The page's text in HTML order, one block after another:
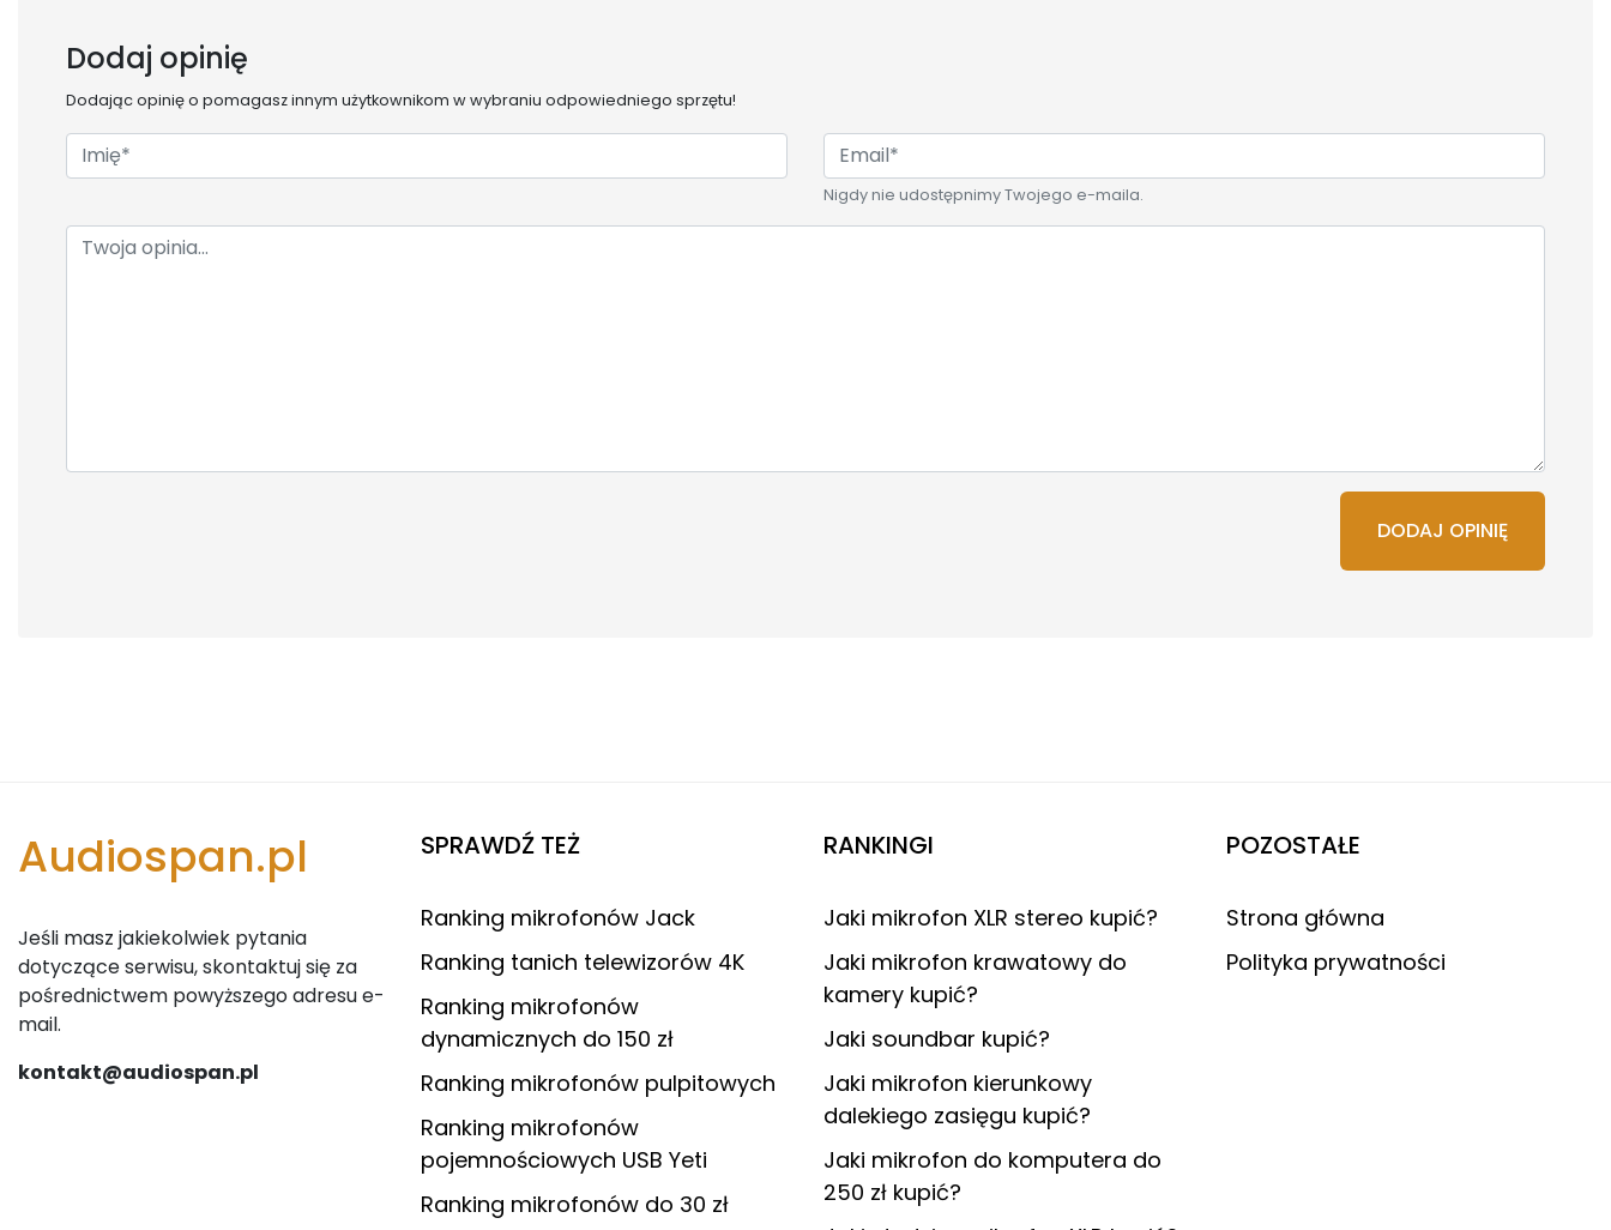
Dodaj opinię
Dodając opinię o pomagasz innym użytkownikom w wybraniu odpowiedniego sprzętu!
Nigdy nie udostępnimy Twojego e-maila.
DODAJ OPINIĘ
Audiospan.pl
Jeśli masz jakiekolwiek pytania
dotyczące serwisu, skontaktuj się za
pośrednictwem powyższego adresu e-
mail.
kontakt@audiospan.pl
SPRAWDŹ TEŻ
Ranking mikrofonów Jack
Ranking tanich telewizorów 4K
Ranking mikrofonów
dynamicznych do 150 zł
Ranking mikrofonów pulpitowych
Ranking mikrofonów
pojemnościowych USB Yeti
Ranking mikrofonów do 30 zł
RANKINGI
Jaki mikrofon XLR stereo kupić?
Jaki mikrofon krawatowy do
kamery kupić?
Jaki soundbar kupić?
Jaki mikrofon kierunkowy
dalekiego zasięgu kupić?
Jaki mikrofon do komputera do
250 zł kupić?
POZOSTAŁE
Strona główna
Polityka prywatności